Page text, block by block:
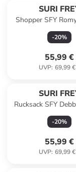
SURI
Shopper SFY
-20%
55,99 €
UVP: 69,99 €
SURI
Rucksack SFY
-20%
55,99 €
UVP: 69,99 €